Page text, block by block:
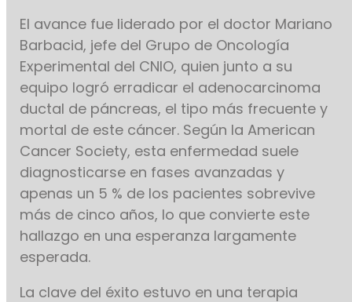
El avance fue liderado por el doctor Mariano
Barbacid, jefe del Grupo de Oncología
Experimental del CNIO, quien junto a su
equipo logró erradicar el adenocarcinoma
ductal de páncreas, el tipo más frecuente y
mortal de este cáncer. Según la American
Cancer Society, esta enfermedad suele
diagnosticarse en fases avanzadas y
apenas un 5 % de los pacientes sobrevive
más de cinco años, lo que convierte este
hallazgo en una esperanza largamente
esperada.
La clave del éxito estuvo en una terapia